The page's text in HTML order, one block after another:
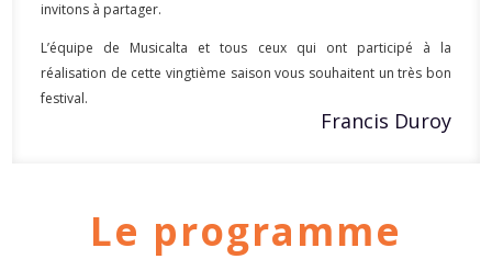
invitons à partager.
L’équipe de Musicalta et tous ceux qui ont participé à la
réalisation de cette vingtième saison vous souhaitent un très bon
festival.
Francis Duroy
Le programme